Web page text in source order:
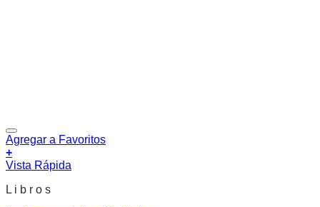
Agregar a Favoritos
+
Vista Rápida
L i b r o s